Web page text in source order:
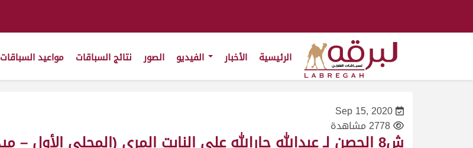
الرئيسية الأخبار الصور نتائج السباقات مواعيد السباقات
Sep 15, 2020
2778 مشاهدة